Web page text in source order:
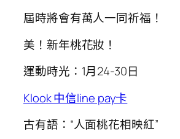
屆時將會有萬人一同祈福！
美！新年桃花妝！
運動時光：1月24-30日
Klook 中信line pay卡
古有語：“人面桃花相映紅”